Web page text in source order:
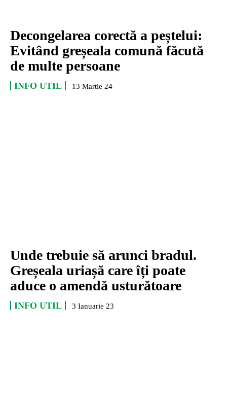
Decongelarea corectă a peștelui:
Evitând greșeala comună făcută
de multe persoane
INFO UTIL 13 Martie 24
Unde trebuie să arunci bradul.
Greșeala uriașă care îți poate
aduce o amendă usturătoare
INFO UTIL 3 Ianuarie 23